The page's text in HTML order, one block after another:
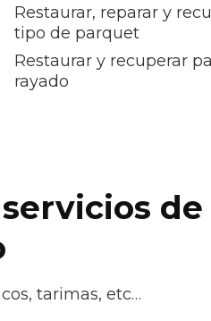
Restaurar, reparar y
tipo de parquet
Restaurar y recuperar
rayado
tarimas, etc…